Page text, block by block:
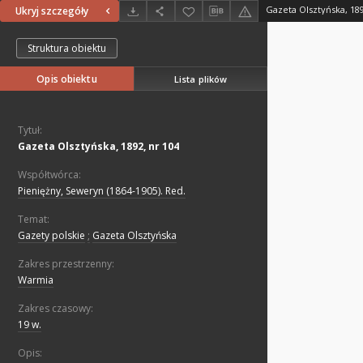
Ukryj szczegóły Gazeta Olsztyńska,
Struktura obiektu
Opis obiektu Lista plików
Tytuł:
Gazeta Olsztyńska, 1892, nr 104
Współtwórca:
Pieniężny, Seweryn (1864-1905). Red.
Temat:
Gazety polskie ; Gazeta Olsztyńska
Zakres przestrzenny:
Warmia
Zakres czasowy:
19 w.
Opis: